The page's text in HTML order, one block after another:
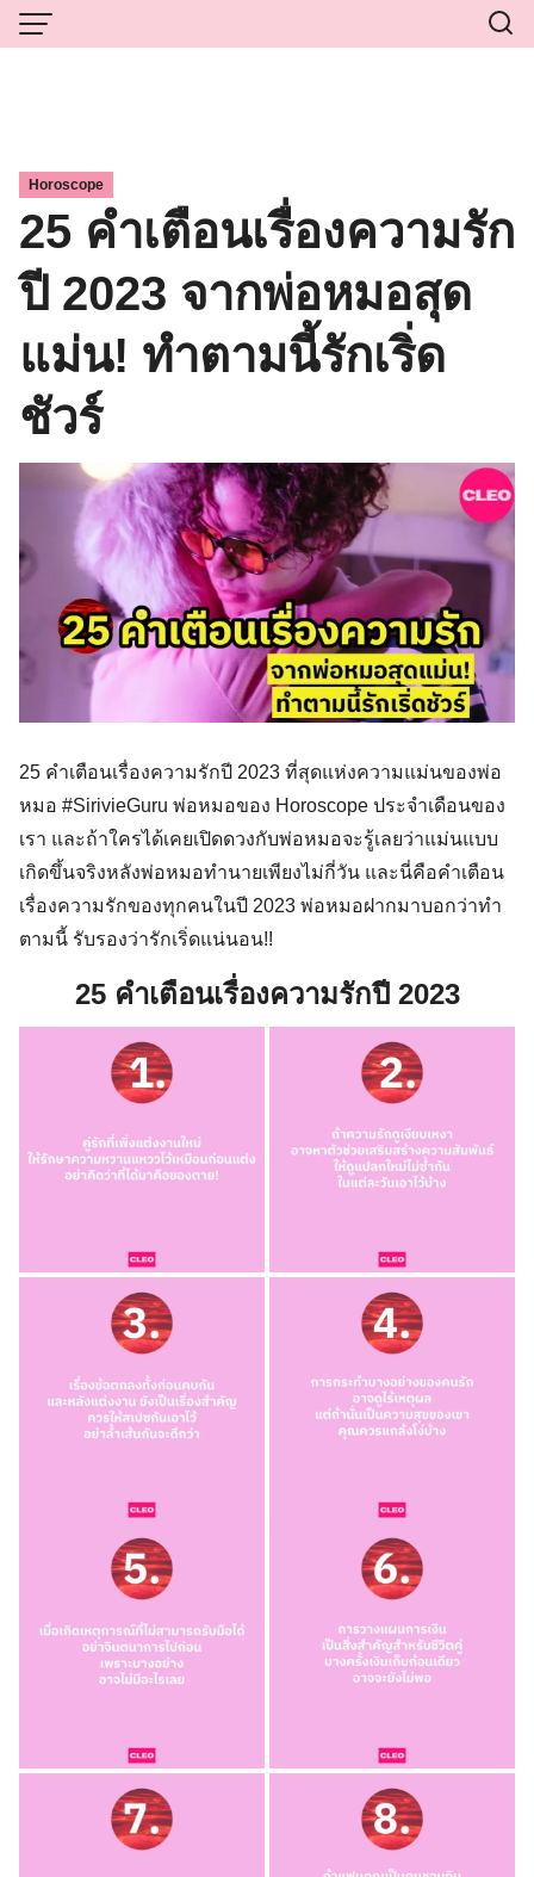
Skip
to
Horoscope
25 คำเตือนเรื่องความรัก
ปี 2023 จากพ่อหมอสุด
แม่น! ทำตามนี้รักเริ่ด
ชัวร์
25 คำเตือนเรื่องความรักปี 2023 ที่สุดแห่งความแม่นของพ่อ
หมอ #SirivieGuru พ่อหมอของ Horoscope ประจำเดือนของ
เรา และถ้าใครได้เคยเปิดดวงกับพ่อหมอจะรู้เลยว่าแม่นแบบ
เกิดขึ้นจริงหลังพ่อหมอทำนายเพียงไม่กี่วัน และนี่คือคำเตือน
เรื่องความรักของทุกคนในปี 2023 พ่อหมอฝากมาบอกว่าทำ
ตามนี้ รับรองว่ารักเริ่ดแน่นอน!!
25 คำเตือนเรื่องความรักปี 2023